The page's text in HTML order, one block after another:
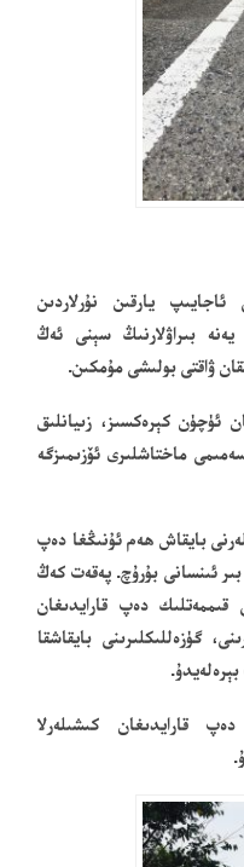
ئاجايىپ يارقىن نۇرلاردىن
بىراۋلارنىڭ سېنى ئەڭ
ۋاقتى بولىشى مۇمكىن.
ئۈچۈن كېرەكسىز، زىيانلىق
ماختاشلىرى ئۆزىمىزگە
بايقاش ھەم ئۇنىڭغا دەپ
ئىنسانى بۇرۇچ. پەقەت كەڭ
قىممەتلىك دەپ قارايدىغان
گۈزەللىكلىرىنى بايقاشقا
قارايدىغان كىشىلەرلا